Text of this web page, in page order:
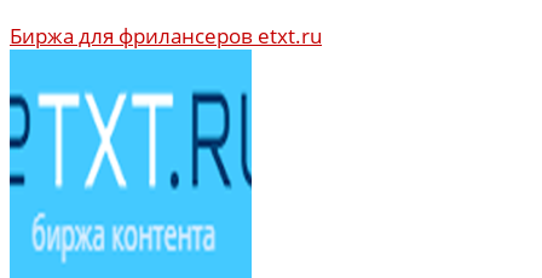
Биржа для фрилансеров etxt.ru